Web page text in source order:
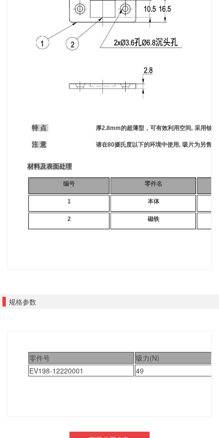
特 点 厚2.8mm的超薄型，可有效利用空间, 采用钕
注 意 请在80摄氏度以下的环境中使用, 吸片为另售
材料及表面处理
编号 零件名
1 本体
2 磁铁
规格参数
零件号
吸力(N)
EV198-12220001
49